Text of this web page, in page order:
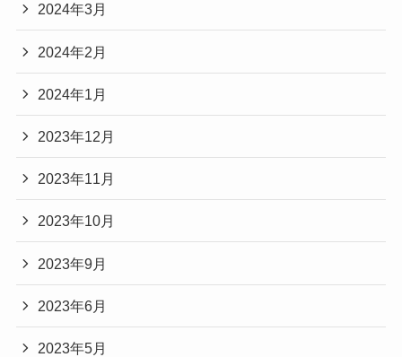
2024年3月
2024年2月
2024年1月
2023年12月
2023年11月
2023年10月
2023年9月
2023年6月
2023年5月